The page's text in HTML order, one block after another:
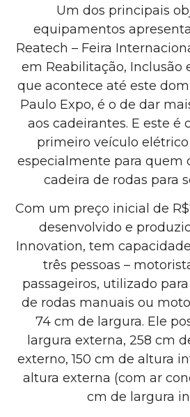
Um dos principais
equipamentos
Reatech – Feira
em Reabilitação, Inclusão
que acontece até este
Paulo Expo, é o de dar
aos cadeirantes. E este é
primeiro veículo
especialmente para quem
cadeira de rodas para
Com um preço inicial de
desenvolvido e
Innovation, tem
três pessoas –
passageiros, utilizado
de rodas manuais ou
74 cm de largura. Ele
largura externa, 258 cm
externo, 150 cm de altura
altura externa (com ar
cm de largura